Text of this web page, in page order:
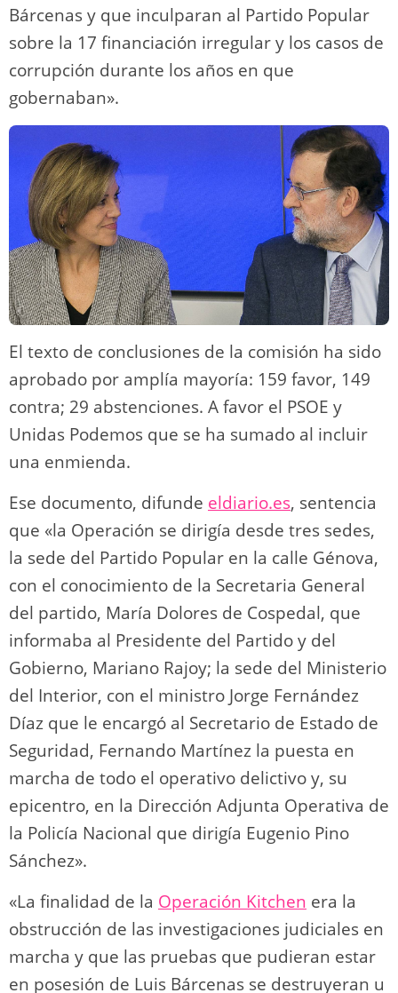
Bárcenas y que inculparan al Partido Popular
sobre la 17 financiación irregular y los casos de
corrupción durante los años en que
gobernaban».
El texto de conclusiones de la comisión ha sido
aprobado por amplía mayoría: 159 favor, 149
contra; 29 abstenciones. A favor el PSOE y
Unidas Podemos que se ha sumado al incluir
una enmienda.
Ese documento, difunde eldiario.es, sentencia
que «la Operación se dirigía desde tres sedes,
la sede del Partido Popular en la calle Génova,
con el conocimiento de la Secretaria General
del partido, María Dolores de Cospedal, que
informaba al Presidente del Partido y del
Gobierno, Mariano Rajoy; la sede del Ministerio
del Interior, con el ministro Jorge Fernández
Díaz que le encargó al Secretario de Estado de
Seguridad, Fernando Martínez la puesta en
marcha de todo el operativo delictivo y, su
epicentro, en la Dirección Adjunta Operativa de
la Policía Nacional que dirigía Eugenio Pino
Sánchez».
«La finalidad de la Operación Kitchen era la
obstrucción de las investigaciones judiciales en
marcha y que las pruebas que pudieran estar
en posesión de Luis Bárcenas se destruyeran u